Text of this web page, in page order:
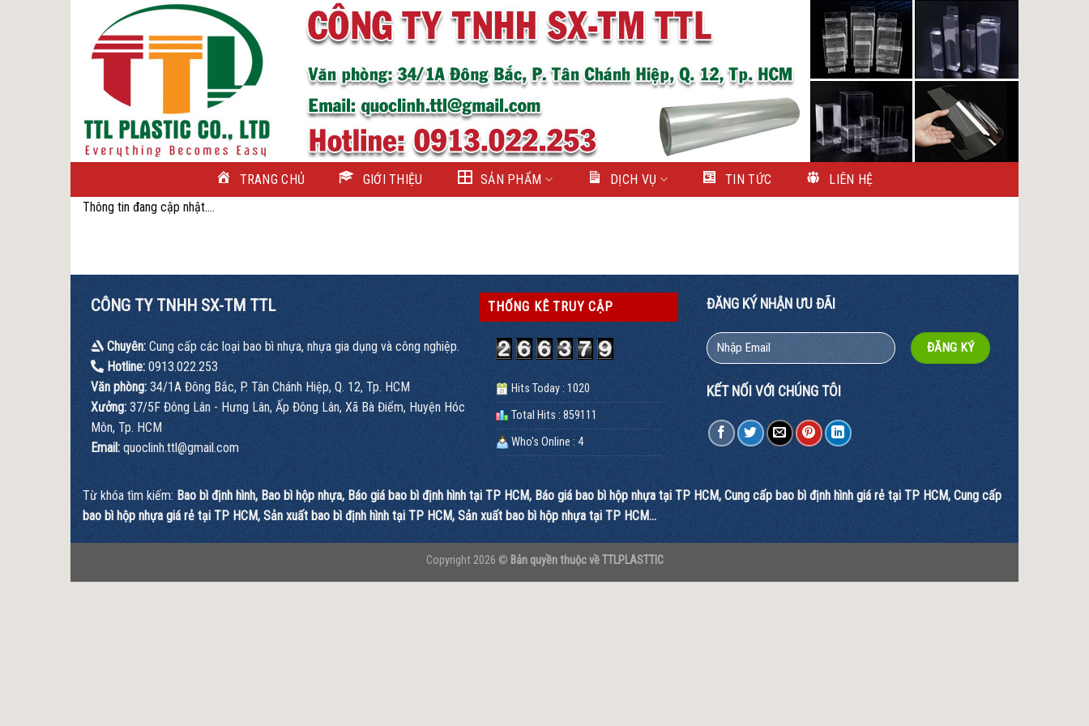
content
TRANG CHỦ GIỚI THIỆU SẢN PHẨM DỊCH VỤ TIN TỨC
LIÊN HỆ
Thông tin đang cập nhật….
CÔNG TY TNHH SX-TM TTL
Chuyên: Cung cấp các loại bao bì nhựa, nhựa gia dụng và công nghiệp.
Hotline: 0913.022.253
Văn phòng:34/1A Đông Bắc, P. Tân Chánh Hiệp, Q. 12, Tp. HCM
Xưởng:37/5F Đông Lân - Hưng Lân, Ấp Đông Lân, Xã Bà Điểm, Huyện Hóc
Môn, Tp. HCM
Email: quoclinh.ttl@gmail.com
THỐNG KÊ TRUY CẬP
Hits Today : 1020
Total Hits : 859111
Who's Online : 4
ĐĂNG KÝ NHẬN ƯU ĐÃI
KẾT NỐI VỚI CHÚNG TÔI
Từ khóa tìm kiếm:Bao bì định hình, Bao bì hộp nhựa, Báo giá bao bì định hình tại TP HCM, Báo giá bao bì hộp nhựa tại TP HCM, Cung cấp bao bì định hình giá rẻ tại TP HCM, Cung cấp
bao bì hộp nhựa giá rẻ tại TP HCM, Sản xuất bao bì định hình tại TP HCM,Sản xuất bao bì hộp nhựa tại TP HCM...
Copyright 2026 © Bản quyền thuộc về TTLPLASTTIC